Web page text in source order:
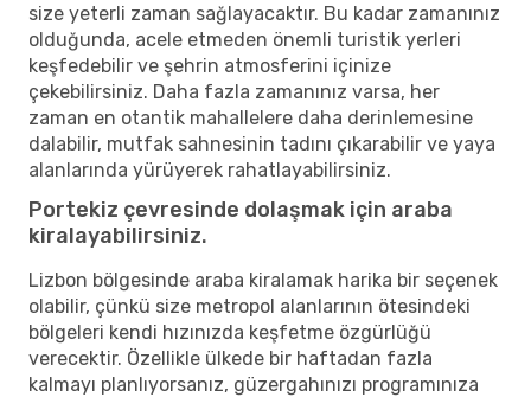
size yeterli zaman sağlayacaktır. Bu kadar zamanınız
olduğunda, acele etmeden önemli turistik yerleri
keşfedebilir ve şehrin atmosferini içinize
çekebilirsiniz. Daha fazla zamanınız varsa, her
zaman en otantik mahallelere daha derinlemesine
dalabilir, mutfak sahnesinin tadını çıkarabilir ve yaya
alanlarında yürüyerek rahatlayabilirsiniz.
Portekiz çevresinde dolaşmak için araba
kiralayabilirsiniz.
Lizbon bölgesinde araba kiralamak harika bir seçenek
olabilir, çünkü size metropol alanlarının ötesindeki
bölgeleri kendi hızınızda keşfetme özgürlüğü
verecektir. Özellikle ülkede bir haftadan fazla
kalmayı planlıyorsanız, güzergahınızı programınıza